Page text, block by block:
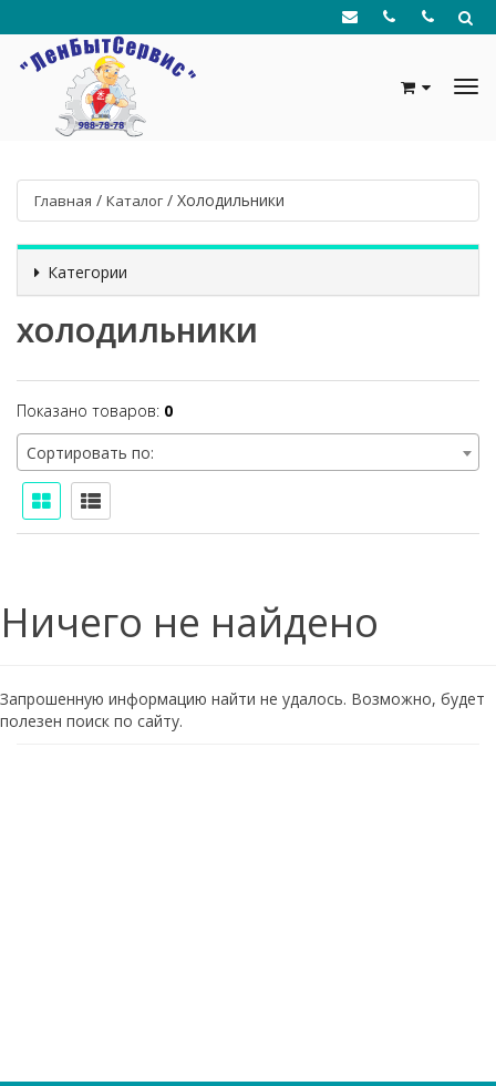
Главная / Каталог / Холодильники
Категории
ХОЛОДИЛЬНИКИ
Показано товаров: 0
Сортировать по:
Ничего не найдено
Запрошенную информацию найти не удалось. Возможно, будет
полезен поиск по сайту.